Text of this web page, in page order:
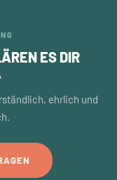
ES DIR
ehrlich und